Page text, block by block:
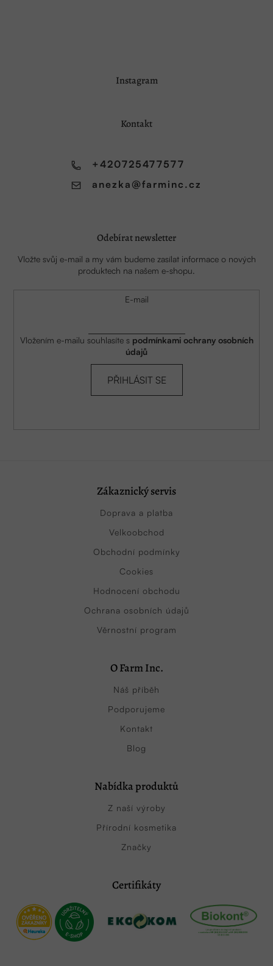
Instagram
Kontakt
anezka @farminc.cz
+420725477577
Odebírat newsletter
Vložte svůj e-mail a my vám budeme zasílat informace o nových
produktech na našem e-shopu.
E-mail
Vložením e-mailu souhlasíte s podmínkami ochrany osobních
údajů
PŘIHLÁSIT SE
Zákaznický servis
Doprava a platba
Velkoobchod
Obchodní podmínky
Cookies
Hodnocení obchodu
Ochrana osobních údajů
Věrnostní program
O Farm Inc.
Náš příběh
Podporujeme
Kontakt
Blog
Nabídka produktů
Z naší výroby
Přírodní kosmetika
Značky
Certifikáty